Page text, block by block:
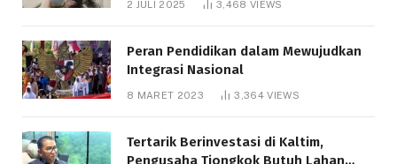
2 JULI 2025 3,468 VIEWS
Peran Pendidikan dalam Mewujudkan
Integrasi Nasional
8 MARET 2023 3,364VIEWS
Tertarik Berinvestasi di Kaltim,
Pengusaha Tiongkok Butuh Lahan